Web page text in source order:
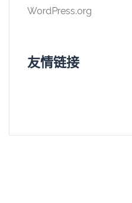
WordPress.org
友情链接